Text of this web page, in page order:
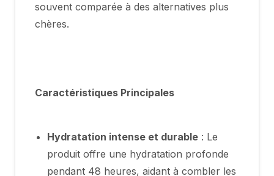
souvent comparée à des alternatives plus
chères.
Caractéristiques Principales
Hydratation intense et durable : Le
produit offre une hydratation profonde
pendant 48 heures, aidant à combler les